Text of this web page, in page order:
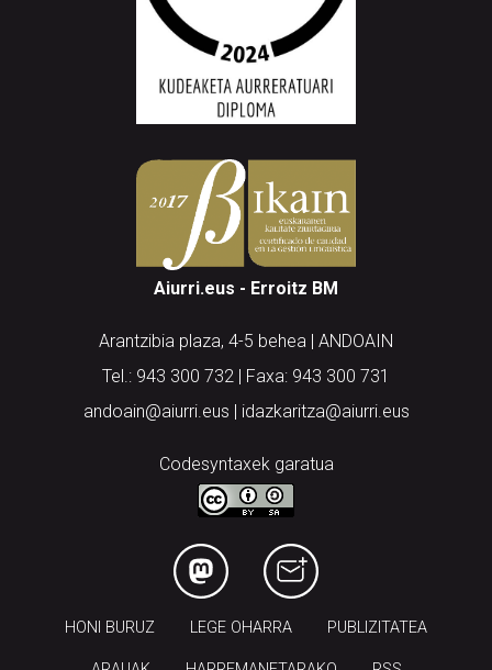
Aiurri.eus - Erroitz BM
Arantzibia plaza, 4-5 behea | ANDOAIN
Codesyntaxek garatua
LEGE OHARRA
ARAUAK HARREMANETARAKO RSS